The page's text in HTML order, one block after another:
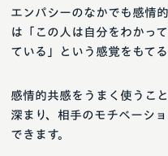
エンパシーのなかでも感情
は「この人は自分をわかっ
ている」という感覚をもてる
感情的共感をうまく使うこ
深まり、相手のモチベーシ
できます。